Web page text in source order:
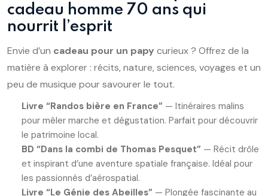
cadeau homme 70 ans qui
nourrit l’esprit
Envie d’un cadeau pour un papy curieux ? Offrez de la
matière à explorer : récits, nature, sciences, voyages et un
peu de musique pour savourer le tout.
Livre “Randos bière en France” — Itinéraires malins
pour mêler marche et dégustation. Parfait pour découvrir
le patrimoine local.
BD “Dans la combi de Thomas Pesquet” — Récit drôle
et inspirant d’une aventure spatiale française. Idéal pour
les passionnés d’aérospatial.
Livre “Le Génie des Abeilles” — Plongée fascinante au